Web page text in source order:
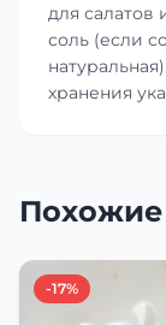
для салатов
соль (если
хранения
-17%